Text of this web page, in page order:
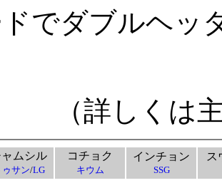
でダブルヘッ
（詳しくは
ムシル
ゥサン/LG
コチョク
キウム
インチョン
SSG
ス